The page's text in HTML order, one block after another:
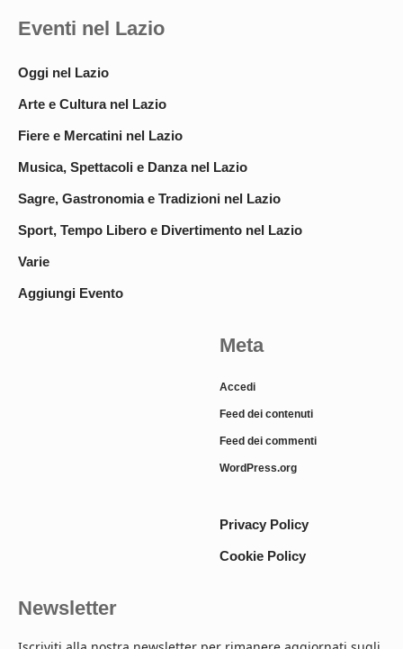
Eventi nel Lazio
Oggi nel Lazio
Arte e Cultura nel Lazio
Fiere e Mercatini nel Lazio
Musica, Spettacoli e Danza nel Lazio
Sagre, Gastronomia e Tradizioni nel Lazio
Sport, Tempo Libero e Divertimento nel Lazio
Varie
Aggiungi Evento
Meta
Accedi
Feed dei contenuti
Feed dei commenti
WordPress.org
Privacy Policy
Cookie Policy
Newsletter